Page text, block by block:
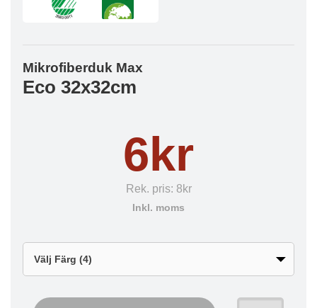
Mikrofiberduk Max
Eco 32x32cm
6kr
Rek. pris: 8kr
Inkl. moms